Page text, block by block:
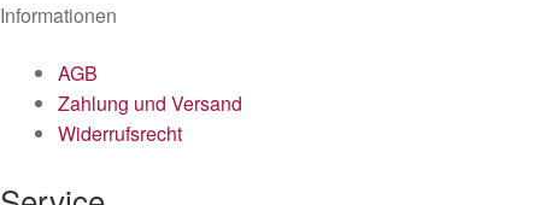
Informationen
AGB
Zahlung und Versand
Widerrufsrecht